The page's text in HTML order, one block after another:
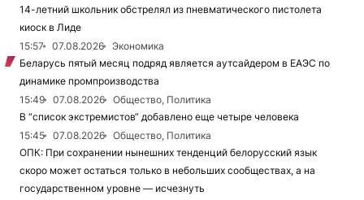
14-летний школьник обстрелял из пневматического пистолета
киоск в Лиде
15:57
07.08.2026
Экономика
Беларусь пятый месяц подряд является аутсайдером в ЕАЭС по
динамике промпроизводства
15:49
07.08.2026
Общество, Политика
В “список экстремистов“ добавлено еще четыре человека
15:45
07.08.2026
Общество, Политика
ОПК: При сохранении нынешних тенденций белорусский язык
скоро может остаться только в небольших сообществах, а на
государственном уровне — исчезнуть